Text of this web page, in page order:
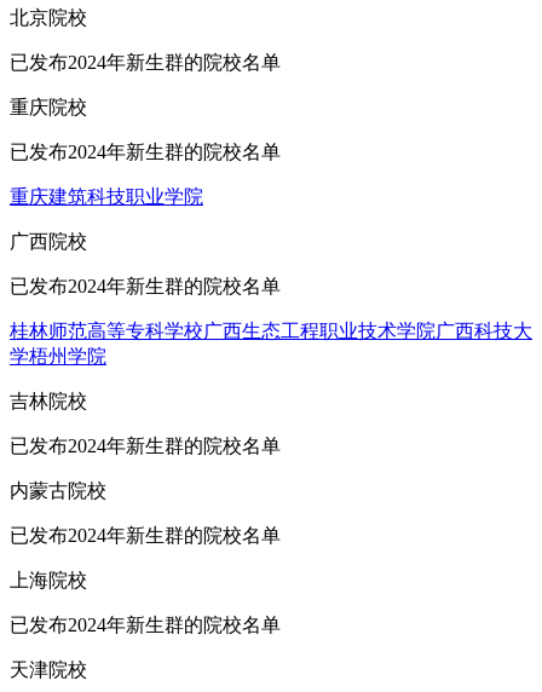
北京院校
已发布2024年新生群的院校名单
重庆院校
已发布2024年新生群的院校名单
重庆建筑科技职业学院
广西院校
已发布2024年新生群的院校名单
桂林师范高等专科学校广西生态工程职业技术学院广西科技大
学梧州学院
吉林院校
已发布2024年新生群的院校名单
内蒙古院校
已发布2024年新生群的院校名单
上海院校
已发布2024年新生群的院校名单
天津院校